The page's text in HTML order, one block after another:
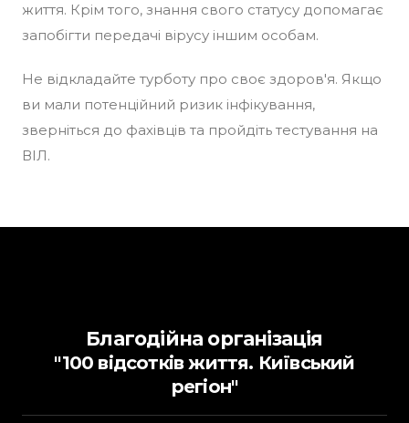
життя. Крім того, знання свого статусу допомагає
запобігти передачі вірусу іншим особам.​
Не відкладайте турботу про своє здоров'я. Якщо
ви мали потенційний ризик інфікування,
зверніться до фахівців та пройдіть тестування на
ВІЛ.
Благодійна організація
"100 відсотків життя. Київський
регіон"